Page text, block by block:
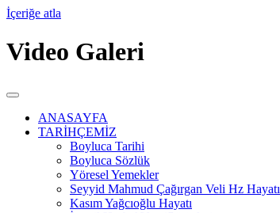
İçeriğe atla
Video Galeri
ANASAYFA
TARİHÇEMİZ
Boyluca Tarihi
Boyluca Sözlük
Yöresel Yemekler
Seyyid Mahmud Çağırgan Veli Hz Hayatı
Kasım Yağcıoğlu Hayatı